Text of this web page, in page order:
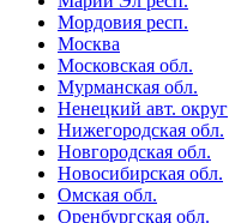
Мордовия респ.
Москва
Московская обл.
Мурманская обл.
Ненецкий авт. округ
Нижегородская обл.
Новгородская обл.
Новосибирская обл.
Омская обл.
Оренбургская обл.